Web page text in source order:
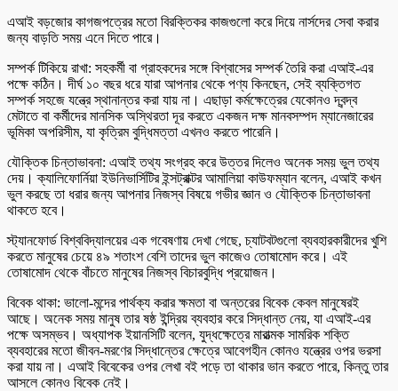
এআই বড়জোর কাগজপত্রের মতো বিরক্তিকর কাজগুলো করে দিয়ে নার্সদের সেবা করার
জন্য বাড়তি সময় এনে দিতে পারে।
সম্পর্ক টিকিয়ে রাখা: সহকর্মী বা গ্রাহকদের সঙ্গে বিশ্বাসের সম্পর্ক তৈরি করা এআই-এর
পক্ষে কঠিন। দীর্ঘ ১০ বছর ধরে যারা আপনার থেকে পণ্য কিনছেন, সেই ব্যক্তিগত
সম্পর্ক সহজে যন্ত্রে স্থানান্তর করা যায় না। এছাড়া কর্মক্ষেত্রের যেকোনও দ্বন্দ্ব
মেটাতে বা কর্মীদের মানসিক অস্থিরতা দূর করতে একজন দক্ষ মানবসম্পদ ম্যানেজারের
ভূমিকা অপরিসীম, যা কৃত্রিম বুদ্ধিমত্তা এখনও করতে পারেনি।
যৌক্তিক চিন্তাভাবনা: এআই তথ্য সংগ্রহ করে উত্তর দিলেও অনেক সময় ভুল তথ্য
দেয়। ক্যালিফোর্নিয়া ইউনিভার্সিটির ইন্সট্রাক্টর আমালিয়া কাউফম্যান বলেন, এআই কখন
ভুল করছে তা ধরার জন্য আপনার নিজস্ব বিষয়ে গভীর জ্ঞান ও যৌক্তিক চিন্তাভাবনা
থাকতে হবে।
স্ট্যানফোর্ড বিশ্ববিদ্যালয়ের এক গবেষণায় দেখা গেছে, চ্যাটবটগুলো ব্যবহারকারীদের খুশি
করতে মানুষের চেয়ে ৪৯ শতাংশ বেশি তাদের ভুল কাজেও তোষামোদ করে। এই
তোষামোদ থেকে বাঁচতে মানুষের নিজস্ব বিচারবুদ্ধি প্রয়োজন।
বিবেক থাকা: ভালো-মন্দের পার্থক্য করার ক্ষমতা বা অন্তরের বিবেক কেবল মানুষেরই
আছে। অনেক সময় মানুষ তার ষষ্ঠ ইন্দ্রিয় ব্যবহার করে সিদ্ধান্ত নেয়, যা এআই-এর
পক্ষে অসম্ভব। অধ্যাপক ইয়ানসিটি বলেন, যুদ্ধক্ষেত্রে মারাত্মক সামরিক শক্তি
ব্যবহারের মতো জীবন-মরণের সিদ্ধান্তের ক্ষেত্রে আবেগহীন কোনও যন্ত্রের ওপর ভরসা
করা যায় না। এআই বিবেকের ওপর লেখা বই পড়ে তা থাকার ভান করতে পারে, কিন্তু তার
আসলে কোনও বিবেক নেই।